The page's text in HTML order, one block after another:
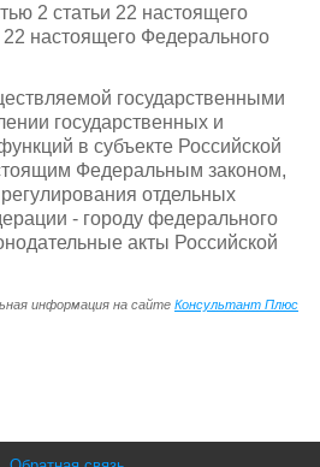
2 статьи 22 настоящего
настоящего Федерального
государственными
государственных и
в субъекте Российской
Федеральным законом,
отдельных
- городу федерального
акты Российской
информация на сайте Консультант Плюс